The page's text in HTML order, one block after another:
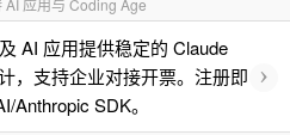
应用与 Coding Age
AI 应用提供稳定的 Claude
，支持企业对接开票。注册即
Anthropic SDK。
›